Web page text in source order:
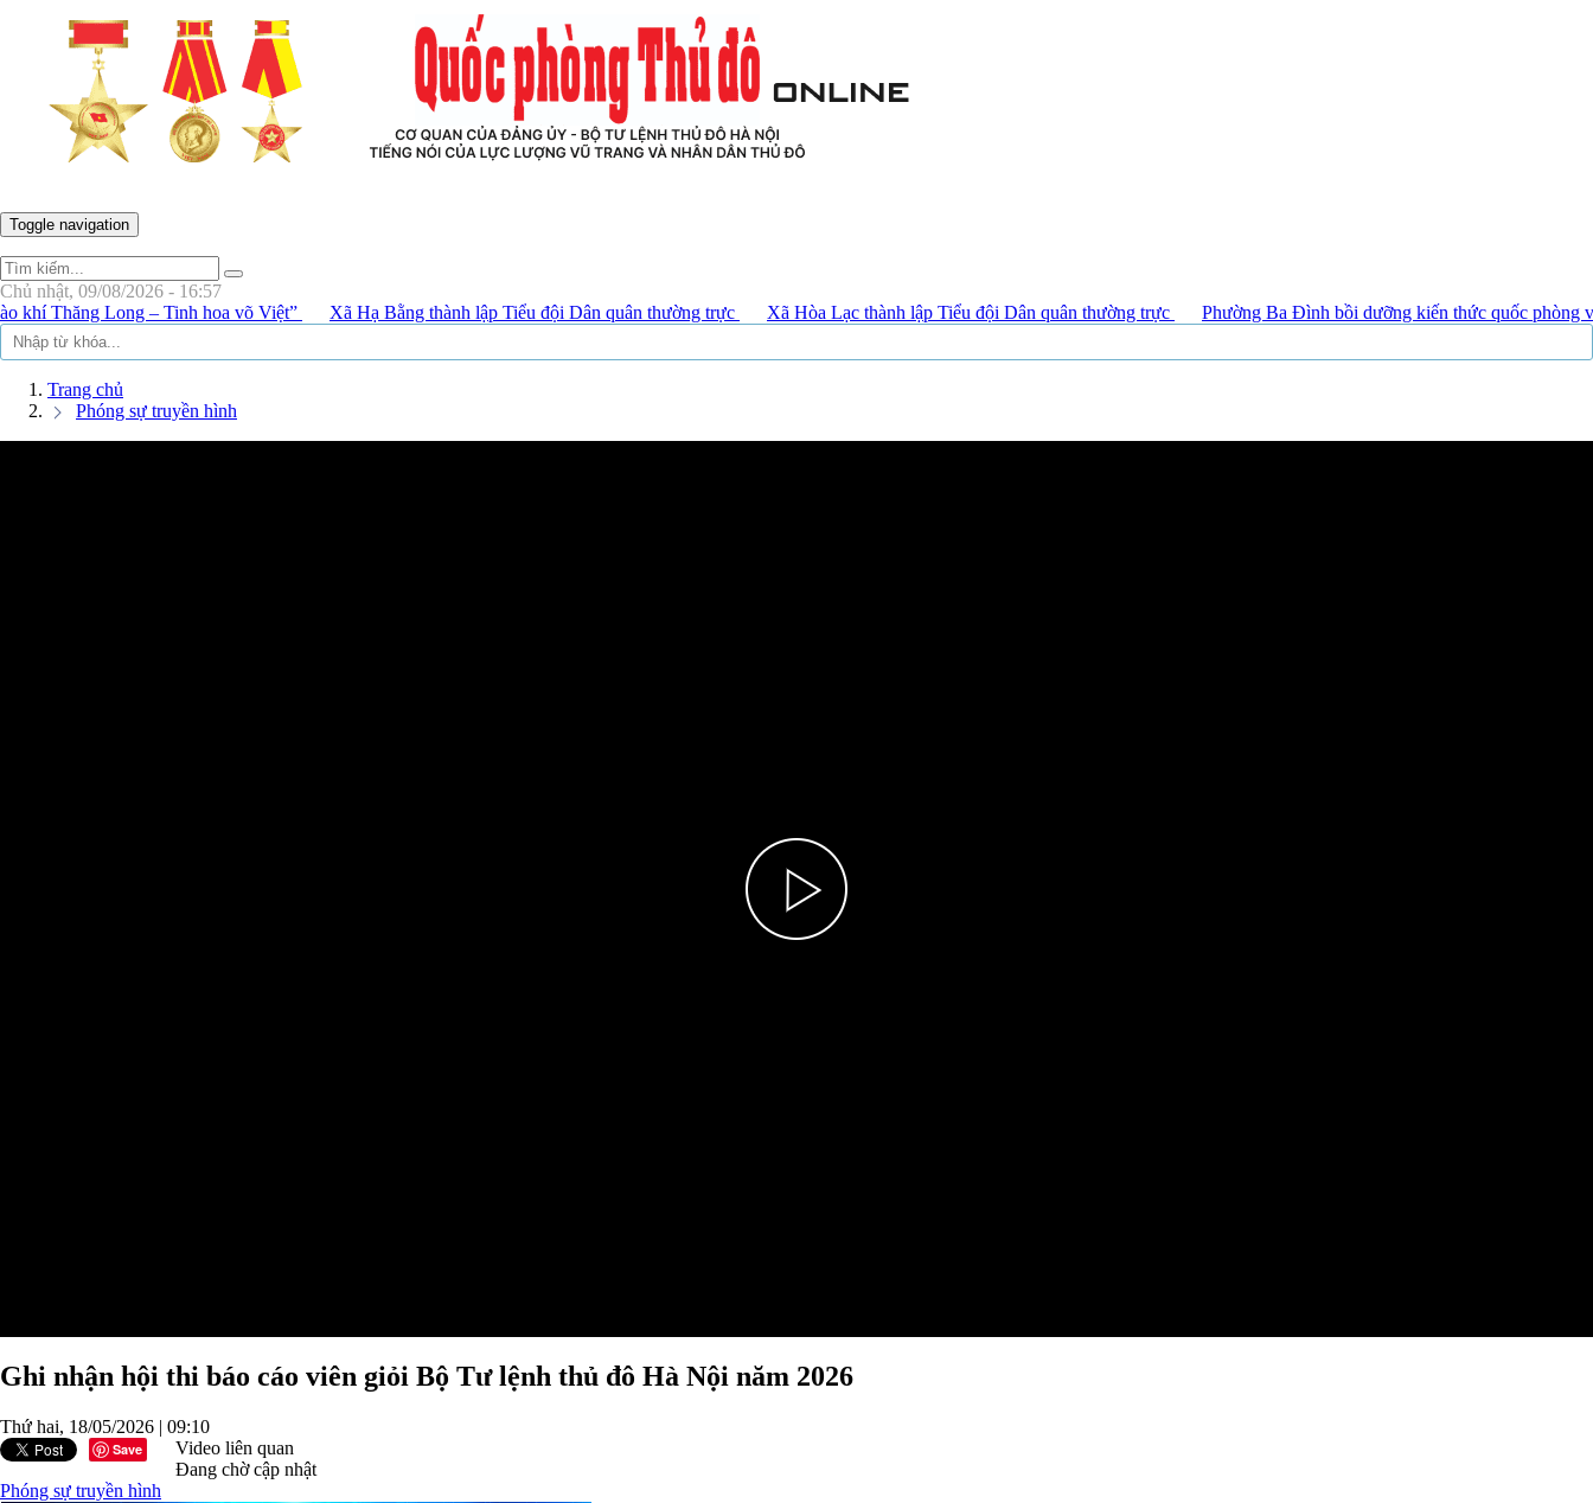
Toggle navigation
Chủ nhật, 09/08/2026 - 16:57
Long – Tinh hoa võ Việt”
Xã Hạ Bằng thành lập Tiểu đội Dân quân thường trực Xã Hòa Lạc thành lập Tiểu đội Dân quân thường trực Phường Ba Đình bồi dưỡng kiến thức quốc phòng và an ninh
Trang chủ
Phóng sự truyền hình
Play
Ghi nhận hội thi báo cáo viên giỏi Bộ Tư lệnh thủ đô Hà Nội năm 2026
Thứ hai, 18/05/2026 | 09:10
Save
Video liên quan
Đang chờ cập nhật
Phóng sự truyền hình